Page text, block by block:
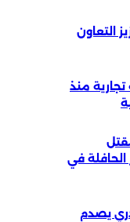
التعاون
49 سفينة تجارية منذ
انفجار الحافلة في
يصدم